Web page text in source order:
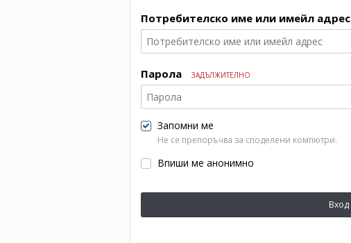
Потребителско име или имейл адрес
Парола ЗАДЪЛЖИТЕЛНО
Запомни ме
Не се препоръчва за споделени компютри.
Впиши ме анонимно
Вход